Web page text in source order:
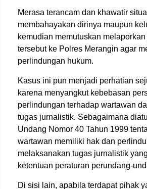
Merasa terancam dan khawatir
membahayakan dirinya maupun
kemudian memutuskan
tersebut ke Polres Merangin agar
perlindungan hukum.
Kasus ini pun menjadi perhatian
karena menyangkut kebebasan
perlindungan terhadap wartawan
tugas jurnalistik. Sebagaimana
Undang Nomor 40 Tahun 1999
wartawan memiliki hak dan
melaksanakan tugas jurnalistik
ketentuan peraturan perundang-
Di sisi lain, apabila terdapat pihak